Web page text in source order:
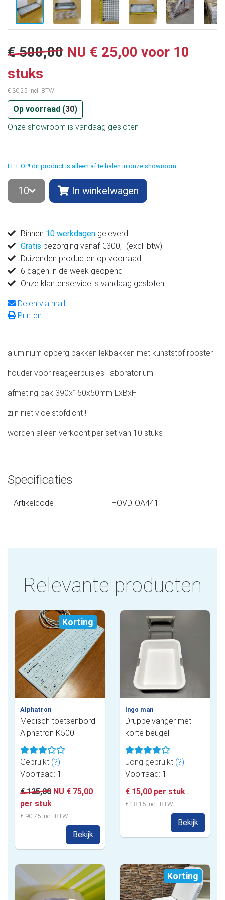
€ 500,00 NU € 25,00 voor 10
stuks
€ 30,25 incl. BTW
Op voorraad (30)
Onze showroom is vandaag gesloten
LET OP! dit product is alleen af te halen in onze showroom.
In winkelwagen
Binnen 10 werkdagen geleverd
Gratis bezorging vanaf €300,- (excl. btw)
Duizenden producten op voorraad
6 dagen in de week geopend
Onze klantenservice is vandaag gesloten
Delen via mail
Printen
aluminium opberg bakken lekbakken met kunststof rooster
houder voor reageerbuisjes laboratorium
afmeting bak 390x150x50mm LxBxH
zijn niet vloeistofdicht !!
worden alleen verkocht per set van 10 stuks
Specificaties
Artikelcode HOVD-OA441
Relevante producten
Korting
Alphatron
Medisch toetsenbord
Alphatron K500
Gebruikt (?)
Voorraad: 1
€ 125,00 NU € 75,00
per stuk
€ 90,75 incl. BTW
Bekijk
Ingo man
Druppelvanger met
korte beugel
Jong gebruikt (?)
Voorraad: 1
€ 15,00 per stuk
€ 18,15 incl. BTW
Bekijk
Korting